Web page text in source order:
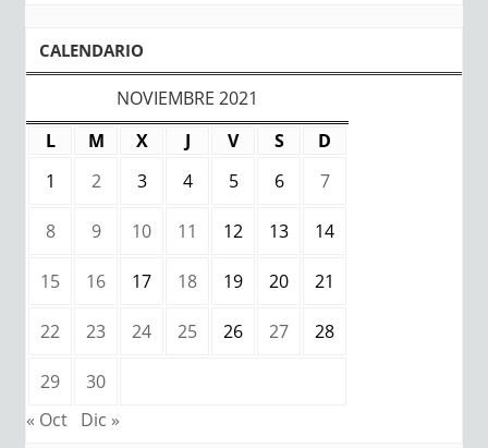
CALENDARIO
NOVIEMBRE 2021
L
M X J V S
D
1
2 3 4 5 6 7
8 9 10 11 12 13 14
15 16 17 18 19 20 21
22 23 24 25 26 27 28
29
30
« Oct Dic »